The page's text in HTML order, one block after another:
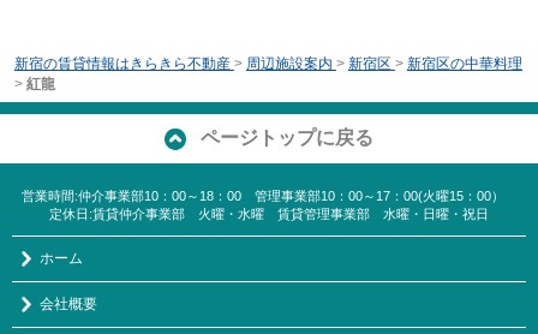
新宿の賃貸情報はきらきら不動産 > 周辺施設案内 > 新宿区 > 新宿区の中華料理
> 紅龍
ページトップに戻る
営業時間:仲介事業部10：00～18：00 管理事業部10：00～17：00(火曜15：00）
定休日:賃貸仲介事業部 火曜・水曜 賃貸管理事業部 水曜・日曜・祝日
ホーム
会社概要